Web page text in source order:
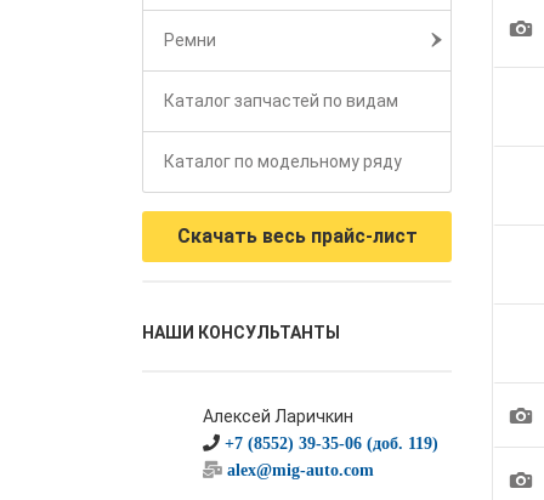
Ремни
Каталог запчастей по видам
Каталог по модельному ряду
Скачать весь прайс-лист
НАШИ КОНСУЛЬТАНТЫ
Алексей Ларичкин
+7 (8552) 39-35-06 (доб. 119)
alex@mig-auto.com
1
1
1